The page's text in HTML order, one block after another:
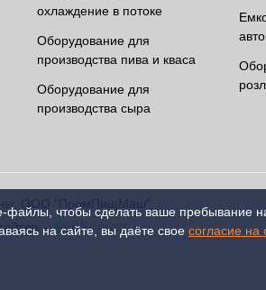
охлаждение в потоке
Оборудование для
производства пива и кваса
Оборудование для
производства сыра
-SeoУслуга
файлы, чтобы сделать ваше пребывание
на сайте, вы даёте свое согласие на